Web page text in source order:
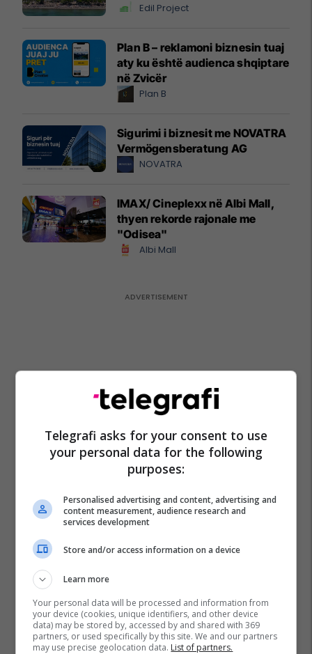
Edil Project
Plan B – reklamoni biznesin tuaj
aty ku është audienca shqiptare
në Zvicër
Plan B
Sigurimi i biznesit me NOVATRA
Vermögensberatung AG
NOVATRA
IMAX/ Cineplexx në Albi Mall,
thyen rekorde rajonale me
"Odisea"
Albi Mall
Telegrafi asks for your consent to use
your personal data for the following
purposes:
Personalised advertising and content, advertising and
content measurement, audience research and
services development
Store and/or access information on a device
Learn more
Your personal data will be processed and information from
your device (cookies, unique identifiers, and other device
data) may be stored by, accessed by and shared with 369
partners, or used specifically by this site. We and our partners
may use precise geolocation data. List of partners.